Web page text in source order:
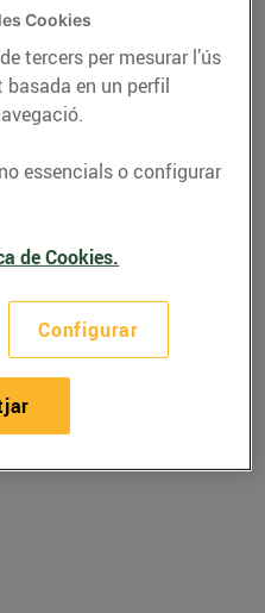
Cookies
tercers per mesurar l’ús
en un perfil
essencials o configurar
de Cookies.
Configurar